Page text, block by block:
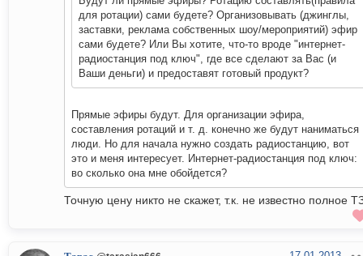
для ротации) сами будете? Организовывать (джинглы,
заставки, реклама собственных шоу/мероприятий) эфир
сами будете? Или Вы хотите, что-то вроде "интернет-
радиостанция под ключ", где все сделают за Вас (и
Ваши деньги) и предоставят готовый продукт?
Прямые эфиры будут. Для организации эфира,
составления ротаций и т. д. конечно же будут наниматься
люди. Но для начала нужно создать радиостанцию, вот
это и меня интересует. Интернет-радиостанция под ключ:
во сколько она мне обойдется?
Точную цену никто не скажет, т.к. не известно полное